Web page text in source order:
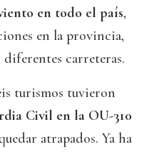
en todo el país,
en la provincia,
carreteras.
turismos tuvieron
Civil en la OU-310
atrapados. Ya ha